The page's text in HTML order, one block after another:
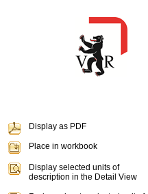
Display as PDF
Place in workbook
Display selected units of
description in the Detail View